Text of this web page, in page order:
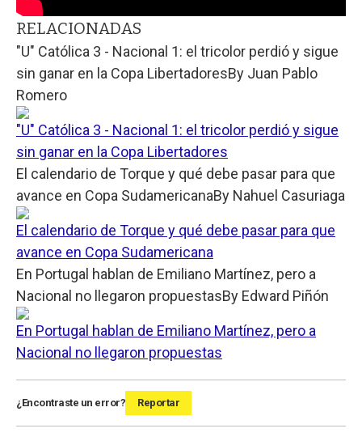
RELACIONADAS
"U" Católica 3 - Nacional 1: el tricolor perdió y sigue
sin ganar en la Copa LibertadoresBy Juan Pablo
Romero
"U" Católica 3 - Nacional 1: el tricolor perdió y sigue
sin ganar en la Copa Libertadores
El calendario de Torque y qué debe pasar para que
avance en Copa SudamericanaBy Nahuel Casuriaga
El calendario de Torque y qué debe pasar para que
avance en Copa Sudamericana
En Portugal hablan de Emiliano Martínez, pero a
Nacional no llegaron propuestasBy Edward Piñón
En Portugal hablan de Emiliano Martínez, pero a
Nacional no llegaron propuestas
¿Encontraste un error? Reportar